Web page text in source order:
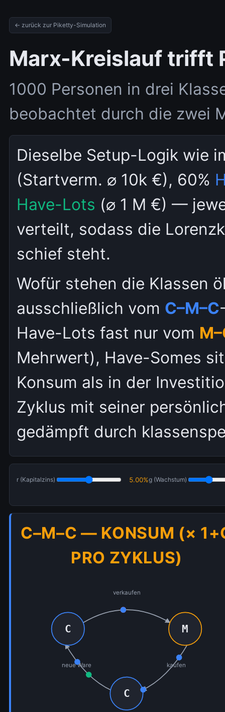
← zurück zur Piketty-Simulation
Marx-Kreislauf trifft
1000 Personen in drei
beobachtet durch die zwei
Dieselbe Setup-Logik wie
(Startverm. ⌀ 10k €), 60%
Have-Lots (⌀ 1 M €) —
verteilt, sodass die
schief steht.
Wofür stehen die Klassen
ausschließlich vom C–M–C
Have-Lots fast nur vom
Mehrwert), Have-Somes
Konsum als in der
Zyklus mit seiner
gedämpft durch
r (Kapitalzins) 5.00%g (Wachstum)
C–M–C — KONSUM (×
PRO ZYKLUS)
verkaufen
kaufen
neue Ware
C M
C